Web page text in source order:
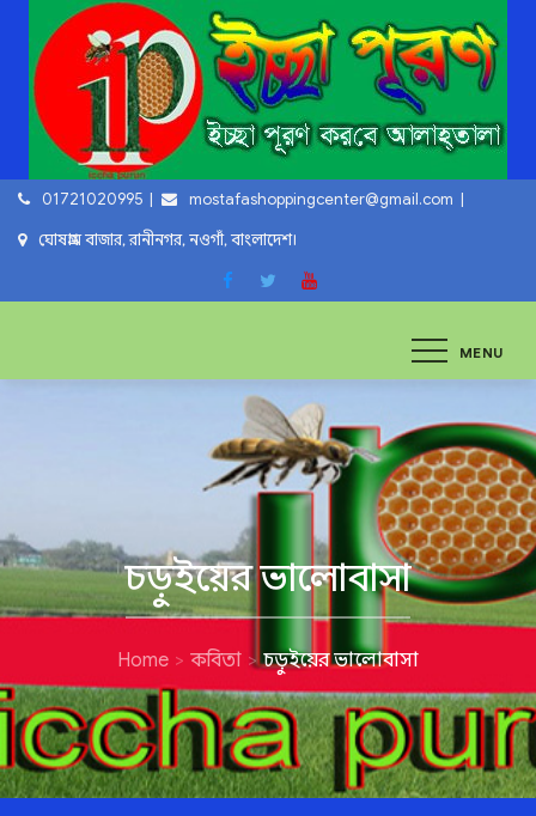
content
01721020995
mostafashoppingcenter@gmail.com
ঘোষগ্রাম বাজার, রানীনগর, নওগাঁ, বাংলাদেশ।
MENU
চড়ুইয়ের ভালোবাসা
Home কবিতা চড়ুইয়ের ভালোবাসা